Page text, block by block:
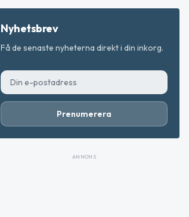
Nyhetsbrev
Få de senaste nyheterna direkt i din inkorg.
Prenumerera
ANNONS